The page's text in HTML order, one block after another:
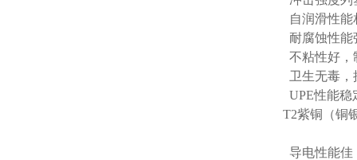
自润滑性能
耐腐蚀性能
不粘性好，
卫生无毒，
UPE性能
T2紫铜（铜
导电性能佳